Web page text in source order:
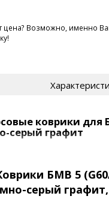
цена? Возможно, именно
коврики для
серый графит
коврики
графит |
БМВ 5
серый